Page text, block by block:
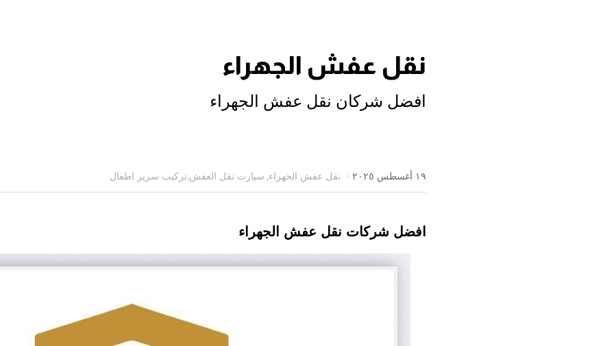
نقل عفش الجهراء
افضل شركان نقل عفش الجهراء
١٩ أغسطس ٢٠٢٥ · نقل عفش الجهراء, سيارت نقل العفش,تركيب سرير اطفال
افضل شركات نقل عفش الجهراء